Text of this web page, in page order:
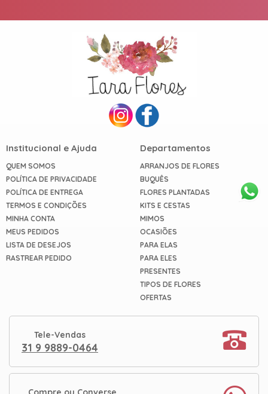
Institucional e Ajuda
QUEM SOMOS
POLÍTICA DE PRIVACIDADE
POLÍTICA DE ENTREGA
TERMOS E CONDIÇÕES
MINHA CONTA
MEUS PEDIDOS
LISTA DE DESEJOS
RASTREAR PEDIDO
Departamentos
ARRANJOS DE FLORES
BUQUÊS
FLORES PLANTADAS
KITS E CESTAS
MIMOS
OCASIÕES
PARA ELAS
PARA ELES
PRESENTES
TIPOS DE FLORES
OFERTAS
Tele-Vendas
31 9 9889-0464